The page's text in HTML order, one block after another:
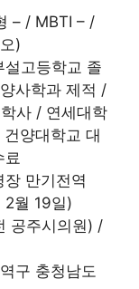
– / MBTI – /
)
고등학교 졸
사학과 제적 /
사 / 연세대학
양대학교 대
료
만기전역
월 19일)
공주시의원) /
구 충청남도